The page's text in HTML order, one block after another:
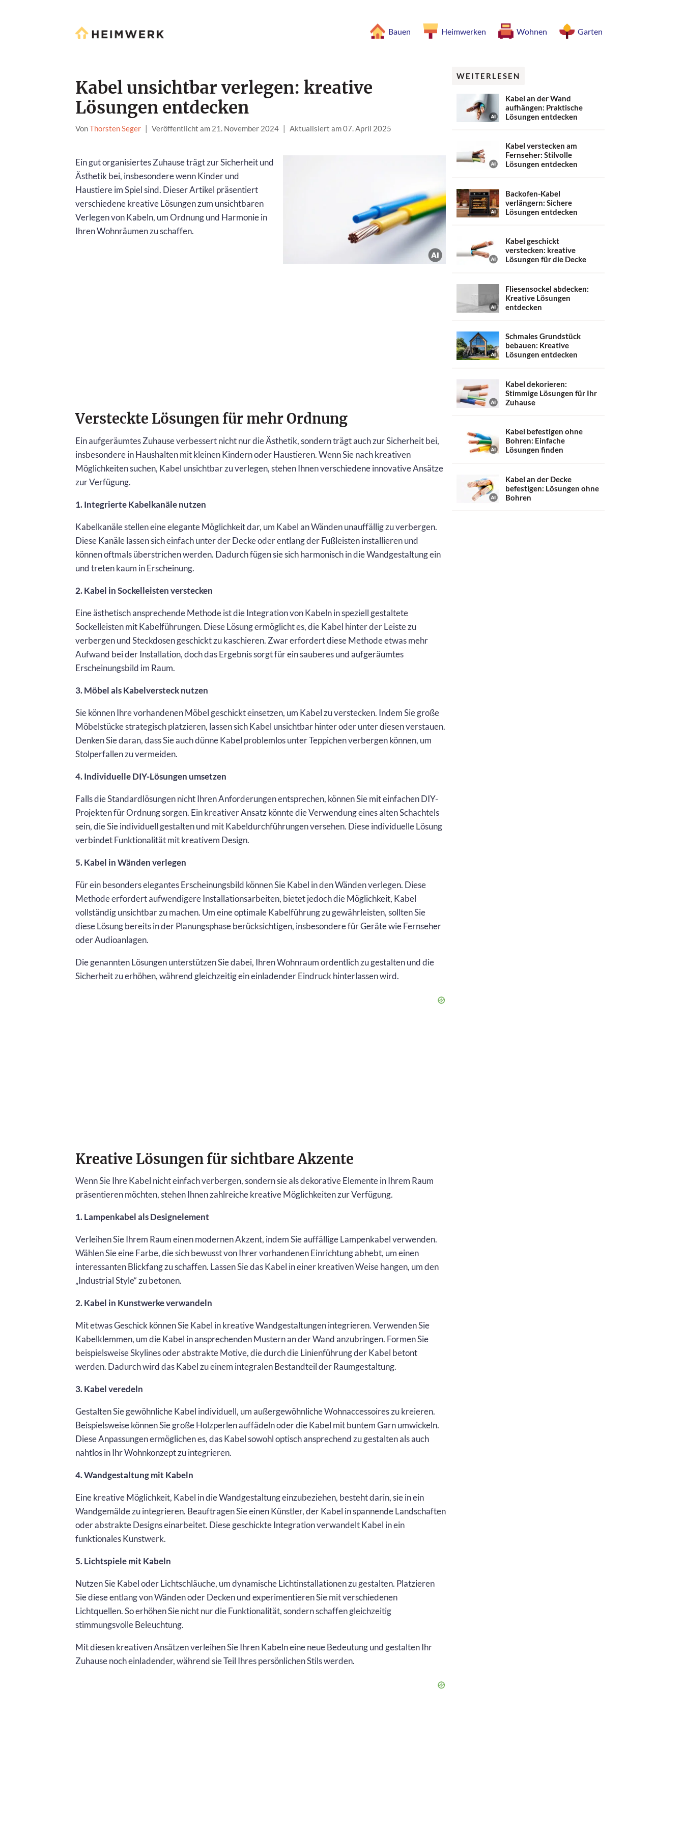
Bauen Heimwerken Wohnen Garten
Kabel unsichtbar verlegen: kreative
Lösungen entdecken
VonThorsten Seger | Veröffentlicht am 21. November 2024 | Aktualisiert am 07. April 2025
Ein gut organisiertes Zuhause trägt zur Sicherheit und
Ästhetik bei, insbesondere wenn Kinder und
Haustiere im Spiel sind. Dieser Artikel präsentiert
verschiedene kreative Lösungen zum unsichtbaren
Verlegen von Kabeln, um Ordnung und Harmonie in
Ihren Wohnräumen zu schaffen.
Versteckte Lösungen für mehr Ordnung
Ein aufgeräumtes Zuhause verbessert nicht nur die Ästhetik, sondern trägt auch zur Sicherheit bei,
insbesondere in Haushalten mit kleinen Kindern oder Haustieren. Wenn Sie nach kreativen
Möglichkeiten suchen, Kabel unsichtbar zu verlegen, stehen Ihnen verschiedene innovative Ansätze
zur Verfügung.
1. Integrierte Kabelkanäle nutzen
Kabelkanäle stellen eine elegante Möglichkeit dar, um Kabel an Wänden unauffällig zu verbergen.
Diese Kanäle lassen sich einfach unter der Decke oder entlang der Fußleisten installieren und
können oftmals überstrichen werden. Dadurch fügen sie sich harmonisch in die Wandgestaltung ein
und treten kaum in Erscheinung.
2. Kabel in Sockelleisten verstecken
Eine ästhetisch ansprechende Methode ist die Integration von Kabeln in speziell gestaltete
Sockelleisten mit Kabelführungen. Diese Lösung ermöglicht es, die Kabel hinter der Leiste zu
verbergen und Steckdosen geschickt zu kaschieren. Zwar erfordert diese Methode etwas mehr
Aufwand bei der Installation, doch das Ergebnis sorgt für ein sauberes und aufgeräumtes
Erscheinungsbild im Raum.
3. Möbel als Kabelversteck nutzen
Sie können Ihre vorhandenen Möbel geschickt einsetzen, um Kabel zu verstecken. Indem Sie große
Möbelstücke strategisch platzieren, lassen sich Kabel unsichtbar hinter oder unter diesen verstauen.
Denken Sie daran, dass Sie auch dünne Kabel problemlos unter Teppichen verbergen können, um
Stolperfallen zu vermeiden.
4. Individuelle DIY-Lösungen umsetzen
Falls die Standardlösungen nicht Ihren Anforderungen entsprechen, können Sie mit einfachen DIY-
Projekten für Ordnung sorgen. Ein kreativer Ansatz könnte die Verwendung eines alten Schachtels
sein, die Sie individuell gestalten und mit Kabeldurchführungen versehen. Diese individuelle Lösung
verbindet Funktionalität mit kreativem Design.
5. Kabel in Wänden verlegen
Für ein besonders elegantes Erscheinungsbild können Sie Kabel in den Wänden verlegen. Diese
Methode erfordert aufwendigere Installationsarbeiten, bietet jedoch die Möglichkeit, Kabel
vollständig unsichtbar zu machen. Um eine optimale Kabelführung zu gewährleisten, sollten Sie
diese Lösung bereits in der Planungsphase berücksichtigen, insbesondere für Geräte wie Fernseher
oder Audioanlagen.
Die genannten Lösungen unterstützen Sie dabei, Ihren Wohnraum ordentlich zu gestalten und die
Sicherheit zu erhöhen, während gleichzeitig ein einladender Eindruck hinterlassen wird.
Kreative Lösungen für sichtbare Akzente
Wenn Sie Ihre Kabel nicht einfach verbergen, sondern sie als dekorative Elemente in Ihrem Raum
präsentieren möchten, stehen Ihnen zahlreiche kreative Möglichkeiten zur Verfügung.
1. Lampenkabel als Designelement
Verleihen Sie Ihrem Raum einen modernen Akzent, indem Sie auffällige Lampenkabel verwenden.
Wählen Sie eine Farbe, die sich bewusst von Ihrer vorhandenen Einrichtung abhebt, um einen
interessanten Blickfang zu schaffen. Lassen Sie das Kabel in einer kreativen Weise hangen, um den
„Industrial Style“ zu betonen.
2. Kabel in Kunstwerke verwandeln
Mit etwas Geschick können Sie Kabel in kreative Wandgestaltungen integrieren. Verwenden Sie
Kabelklemmen, um die Kabel in ansprechenden Mustern an der Wand anzubringen. Formen Sie
beispielsweise Skylines oder abstrakte Motive, die durch die Linienführung der Kabel betont
werden. Dadurch wird das Kabel zu einem integralen Bestandteil der Raumgestaltung.
3. Kabel veredeln
Gestalten Sie gewöhnliche Kabel individuell, um außergewöhnliche Wohnaccessoires zu kreieren.
Beispielsweise können Sie große Holzperlen auffädeln oder die Kabel mit buntem Garn umwickeln.
Diese Anpassungen ermöglichen es, das Kabel sowohl optisch ansprechend zu gestalten als auch
nahtlos in Ihr Wohnkonzept zu integrieren.
4. Wandgestaltung mit Kabeln
Eine kreative Möglichkeit, Kabel in die Wandgestaltung einzubeziehen, besteht darin, sie in ein
Wandgemälde zu integrieren. Beauftragen Sie einen Künstler, der Kabel in spannende Landschaften
oder abstrakte Designs einarbeitet. Diese geschickte Integration verwandelt Kabel in ein
funktionales Kunstwerk.
5. Lichtspiele mit Kabeln
Nutzen Sie Kabel oder Lichtschläuche, um dynamische Lichtinstallationen zu gestalten. Platzieren
Sie diese entlang von Wänden oder Decken und experimentieren Sie mit verschiedenen
Lichtquellen. So erhöhen Sie nicht nur die Funktionalität, sondern schaffen gleichzeitig
stimmungsvolle Beleuchtung.
Mit diesen kreativen Ansätzen verleihen Sie Ihren Kabeln eine neue Bedeutung und gestalten Ihr
Zuhause noch einladender, während sie Teil Ihres persönlichen Stils werden.
WEITERLESEN
Kabel an der Wand
aufhängen: Praktische
Lösungen entdecken
Kabel verstecken am
Fernseher: Stilvolle
Lösungen entdecken
Backofen-Kabel
verlängern: Sichere
Lösungen entdecken
Kabel geschickt
verstecken: kreative
Lösungen für die Decke
Fliesensockel abdecken:
Kreative Lösungen
entdecken
Schmales Grundstück
bebauen: Kreative
Lösungen entdecken
Kabel dekorieren:
Stimmige Lösungen für Ihr
Zuhause
Kabel befestigen ohne
Bohren: Einfache
Lösungen finden
Kabel an der Decke
befestigen: Lösungen ohne
Bohren